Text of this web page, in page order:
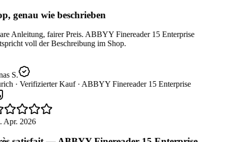
genau wie beschrieben
Anleitung, fairer Preis. ABBYY Finereader 15 Enterprise
voll der Beschreibung im Shop.
S.
· Verifizierter Kauf ·ABBYY Finereader 15 Enterprise
Apr. 2026